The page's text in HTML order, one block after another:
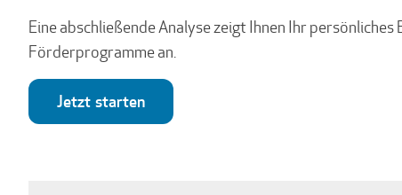
Eine abschließende Analyse zeigt Ihnen Ihr
Förderprogramme an.
Jetzt starten